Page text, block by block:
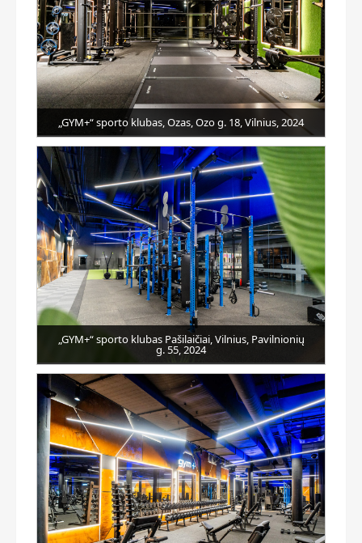
„GYM+“ sporto klubas, Ozas, Ozo g. 18, Vilnius, 2024
„GYM+“ sporto klubas Pašilaičiai, Vilnius, Pavilnionių
g. 55, 2024